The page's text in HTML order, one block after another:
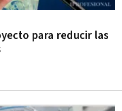
para reducir las